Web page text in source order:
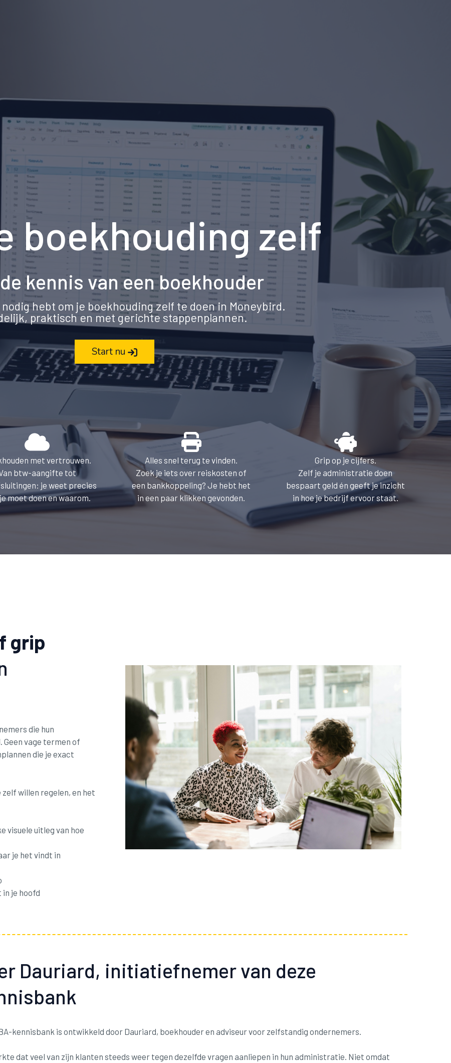
boekhouding zelf
kennis van een boekhouder
hebt om je boekhouding zelf te doen in Moneybird.
praktisch en met gerichte stappenplannen.
Start nu
met vertrouwen.
btw-aangifte tot
je weet precies
moet doen en waarom.
Alles snel terug te vinden.
Zoek je iets over reiskosten of
een bankkoppeling? Je hebt het
in een paar klikken gevonden.
Grip op je cijfers.
Zelf je administratie doen
bespaart geld én geeft je inzicht
in hoe je bedrijf ervoor staat.
grip
die hun
Geen vage termen of
die je exact
willen regelen, en het
visuele uitleg van hoe
je het vindt in
je hoofd
Dauriard, initiatiefnemer van deze
kennisbank is ontwikkeld door Dauriard, boekhouder en adviseur voor zelfstandig ondernemers.
dat veel van zijn klanten steeds weer tegen dezelfde vragen aanliepen in hun administratie. Niet omdat